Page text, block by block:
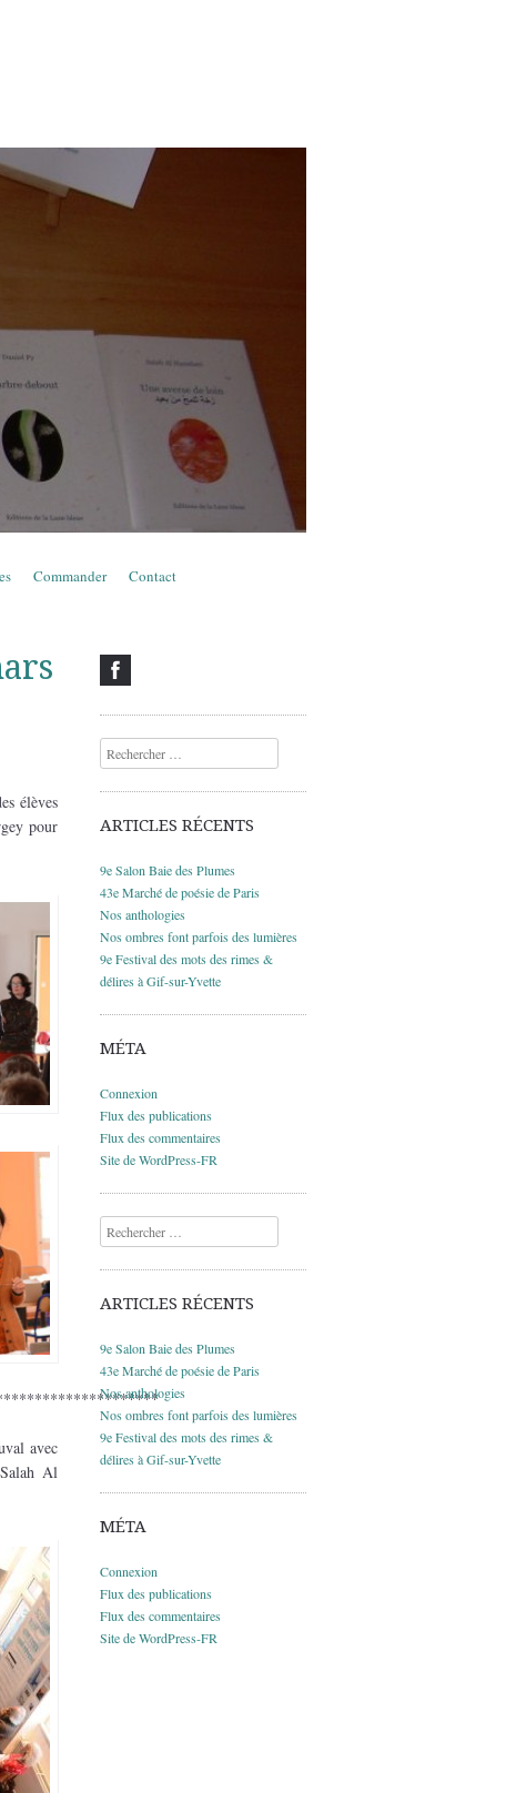
Commander Contact
élèves
pour
avec
Al
Recherche
ARTICLES RÉCENTS
9e Salon Baie des Plumes
43e Marché de poésie de Paris
Nos anthologies
Nos ombres font parfois des lumières
9e Festival des mots des rimes &
délires à Gif-sur-Yvette
MÉTA
Connexion
Flux des publications
Flux des commentaires
Site de WordPress-FR
Recherche
ARTICLES RÉCENTS
9e Salon Baie des Plumes
43e Marché de poésie de Paris
Nos anthologies
Nos ombres font parfois des lumières
9e Festival des mots des rimes &
délires à Gif-sur-Yvette
MÉTA
Connexion
Flux des publications
Flux des commentaires
Site de WordPress-FR